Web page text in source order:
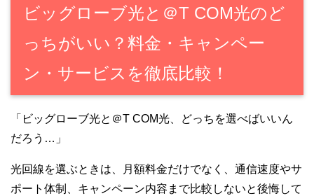
ビッグローブ光と＠T COM光のど
っちがいい？料金・キャンペー
ン・サービスを徹底比較！
「ビッグローブ光と＠T COM光、どっちを選べばいいん
だろう…」
光回線を選ぶときは、月額料金だけでなく、通信速度やサ
ポート体制、キャンペーン内容まで比較しないと後悔して